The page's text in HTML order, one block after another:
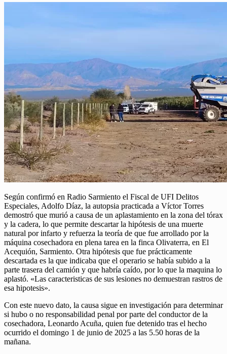
Según confirmó en Radio Sarmiento el Fiscal de UFI Delitos
Especiales, Adolfo Díaz, la autopsia practicada a Víctor Torres
demostró que murió a causa de un aplastamiento en la zona del tórax
y la cadera, lo que permite descartar la hipótesis de una muerte
natural por infarto y refuerza la teoría de que fue arrollado por la
máquina cosechadora en plena tarea en la finca Olivaterra, en El
Acequión, Sarmiento. Otra hipótesis que fue prácticamente
descartada es la que indicaba que el operario se había subido a la
parte trasera del camión y que habría caído, por lo que la maquina lo
aplastó. «Las caracteristicas de sus lesiones no demuestran rastros de
esa hipotesis».
Con este nuevo dato, la causa sigue en investigación para determinar
si hubo o no responsabilidad penal por parte del conductor de la
cosechadora, Leonardo Acuña, quien fue detenido tras el hecho
ocurrido el domingo 1 de junio de 2025 a las 5.50 horas de la
mañana.